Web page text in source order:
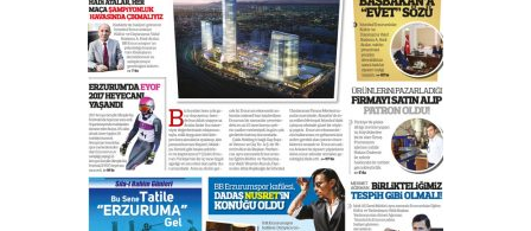
Kadir SABUNCUOĞLU
Erzurumspor’un köşe taşları
29 Haziran 2026 Pazartesi
Kenan GÜLERCİ
Murat Şahsuvaroğlu ERKON’da
çıtayı yukarı taşırken,
yönetimdekiler aşağı
çekmemeli!